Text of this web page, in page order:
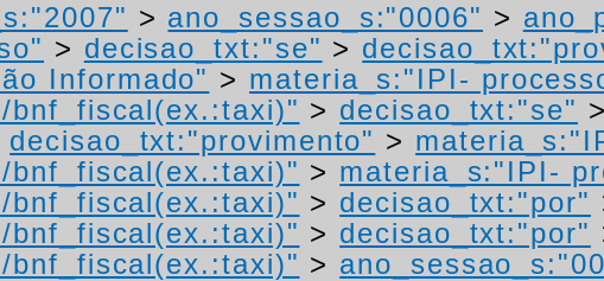
> ano_sessao_s:"0006" >
> decisao_txt:"se" >
Informado" > materia_s:"IPI-
bnf_fiscal(ex.:taxi)" > decisao_txt:"se" >
decisao_txt:"provimento" >
bnf_fiscal(ex.:taxi)" > materia_s:"IPI-
bnf_fiscal(ex.:taxi)" > decisao_txt:"por"
bnf_fiscal(ex.:taxi)" > decisao_txt:"por"
bnf_fiscal(ex.:taxi)" >